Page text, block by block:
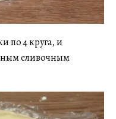
по 4 круга, и
сливочным